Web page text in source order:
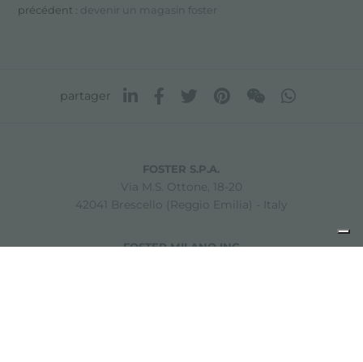
précédent : devenir un magasin foster
partager
FOSTER S.P.A.
Via M.S. Ottone, 18-20
42041 Brescello (Reggio Emilia) - Italy
FOSTER MILANO INC